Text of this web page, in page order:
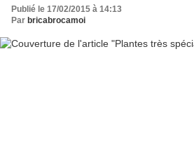
Publié le 17/02/2015 à 14:13
Par bricabrocamoi